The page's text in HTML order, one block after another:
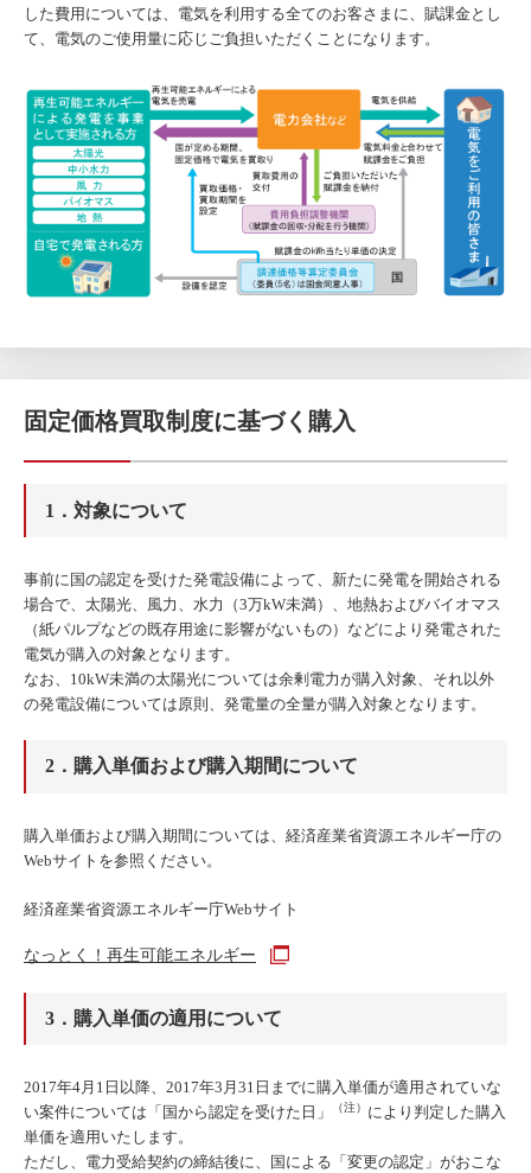
した費用については、電気を利用する全てのお客さまに、賦課金とし
て、電気のご使用量に応じご負担いただくことになります。
固定価格買取制度に基づく購入
1．対象について
事前に国の認定を受けた発電設備によって、新たに発電を開始される
場合で、太陽光、風力、水力（3万kW未満）、地熱およびバイオマス
（紙パルプなどの既存用途に影響がないもの）などにより発電された
電気が購入の対象となります。
なお、10kW未満の太陽光については余剰電力が購入対象、それ以外
の発電設備については原則、発電量の全量が購入対象となります。
2．購入単価および購入期間について
購入単価および購入期間については、経済産業省資源エネルギー庁の
Webサイトを参照ください。
経済産業省資源エネルギー庁Webサイト
なっとく！再生可能エネルギー
3．購入単価の適用について
2017年4月1日以降、2017年3月31日までに購入単価が適用されていな
い案件については「国から認定を受けた日」
（注） により判定した購入
単価を適用いたします。
ただし、電力受給契約の締結後に、国による「変更の認定」がおこな